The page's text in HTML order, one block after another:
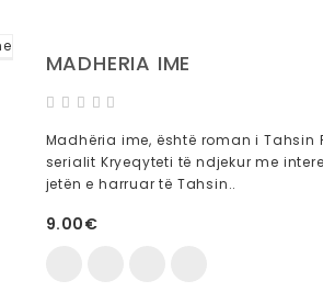
MADHERIA IME
Madhëria ime, është roman i Tahsin
serialit Kryeqyteti të ndjekur me
jetën e harruar të Tahsin..
9.00€